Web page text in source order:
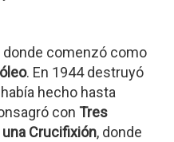
donde comenzó como
. En 1944 destruyó
hecho hasta
con Tres
Crucifixión, donde